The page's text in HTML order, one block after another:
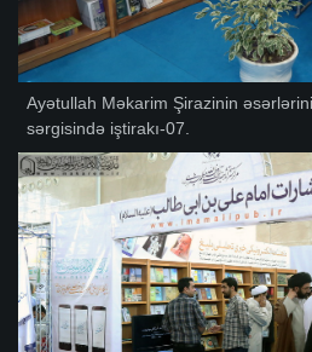
Ayətullah Məkarim Şirazinin
sərgisində iştirakı-07.